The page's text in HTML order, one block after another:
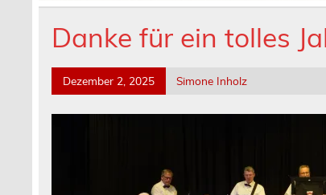
Danke für ein tolles
Dezember 2, 2025 Simone Inholz